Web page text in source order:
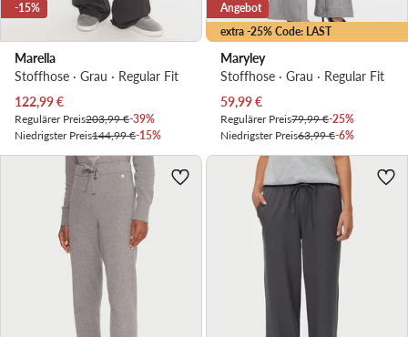
-15%
Marella
Stoffhose · Grau · Regular Fit
Aktueller Preis
122,99€
Regulärer Preis203,99 €-39%
Niedrigster Preis144,99 €-15%
extra -25% Code: LAST
Angebot
Maryley
Stoffhose · Grau · Regular Fit
Aktueller Preis
59,99€
Regulärer Preis79,99 €-25%
Niedrigster Preis63,99 €-6%